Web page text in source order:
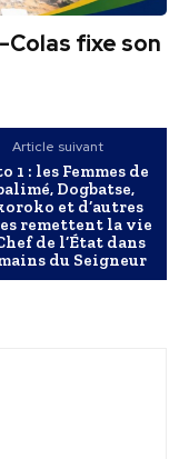
Colas fixe son
Article suivant
1 : les Femmes de
Dogbatse,
et d’autres
remettent la vie
de l’État dans
du Seigneur